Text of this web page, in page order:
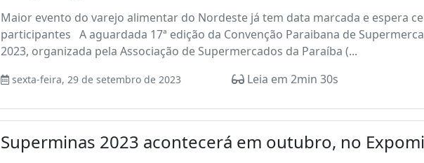
Maior evento do varejo alimentar do Nordeste já tem data marcada e espera
participantes A aguardada 17ª edição da Convenção Paraibana de
2023, organizada pela Associação de Supermercados da Paraíba (...
sexta-feira, 29 de setembro de 2023 Leia em 2min 30s
Superminas 2023 acontecerá em outubro, no